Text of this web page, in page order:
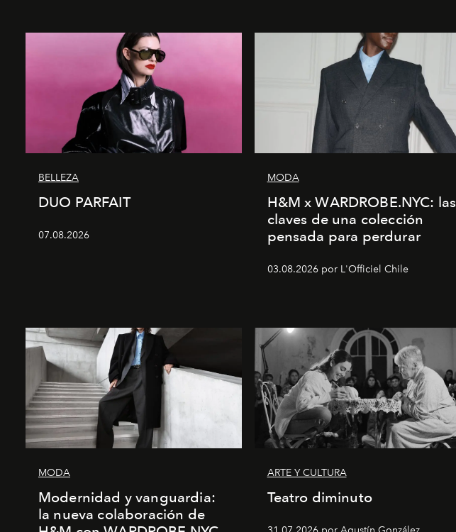
BELLEZA
DUO PARFAIT
07.08.2026
MODA
H&M x WARDROBE.NYC: las
claves de una colección
pensada para perdurar
03.08.2026 por L'Officiel Chile
MODA
Modernidad y vanguardia:
la nueva colaboración de
ARTE Y CULTURA
Teatro diminuto